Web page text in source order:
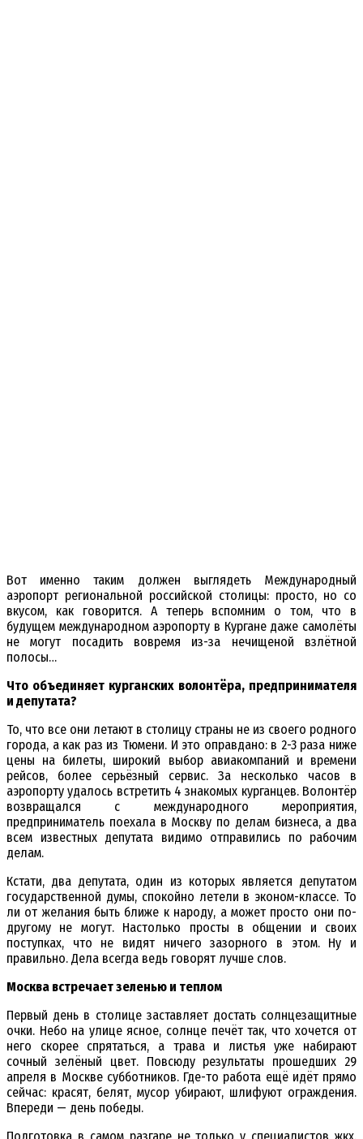
Вот именно таким должен выглядеть Международный
аэропорт региональной российской столицы: просто, но со
вкусом, как говорится. А теперь вспомним о том, что в
будущем международном аэропорту в Кургане даже самолёты
не могут посадить вовремя из-за нечищеной взлётной
полосы…
Что объединяет курганских волонтёра, предпринимателя
и депутата?
То, что все они летают в столицу страны не из своего родного
города, а как раз из Тюмени. И это оправдано: в 2-3 раза ниже
цены на билеты, широкий выбор авиакомпаний и времени
рейсов, более серьёзный сервис. За несколько часов в
аэропорту удалось встретить 4 знакомых курганцев. Волонтёр
возвращался с международного мероприятия,
предприниматель поехала в Москву по делам бизнеса, а два
всем известных депутата видимо отправились по рабочим
делам.
Кстати, два депутата, один из которых является депутатом
государственной думы, спокойно летели в эконом-классе. То
ли от желания быть ближе к народу, а может просто они по-
другому не могут. Настолько просты в общении и своих
поступках, что не видят ничего зазорного в этом. Ну и
правильно. Дела всегда ведь говорят лучше слов.
Москва встречает зеленью и теплом
Первый день в столице заставляет достать солнцезащитные
очки. Небо на улице ясное, солнце печёт так, что хочется от
него скорее спрятаться, а трава и листья уже набирают
сочный зелёный цвет. Повсюду результаты прошедших 29
апреля в Москве субботников. Где-то работа ещё идёт прямо
сейчас: красят, белят, мусор убирают, шлифуют ограждения.
Впереди — день победы.